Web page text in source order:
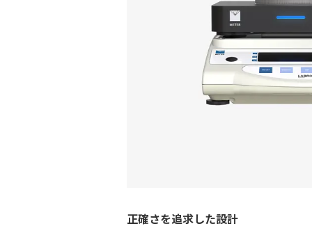
正確さを追求した設計